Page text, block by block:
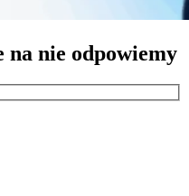
na nie odpowiemy